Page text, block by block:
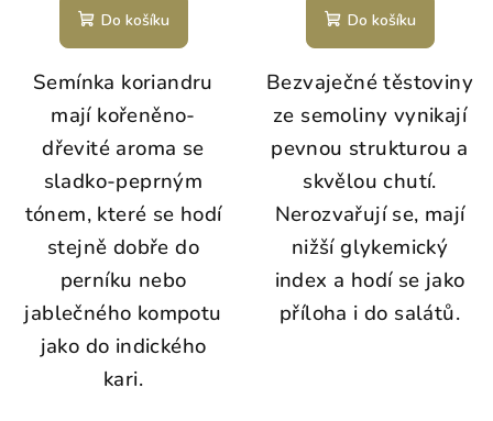
Do košíku
Semínka koriandru
mají kořeněno-
dřevité aroma se
sladko-peprným
tónem, které se hodí
stejně dobře do
perníku nebo
jablečného kompotu
jako do indického
kari.
Do košíku
Bezvaječné těstoviny
ze semoliny vynikají
pevnou strukturou a
skvělou chutí.
Nerozvařují se, mají
nižší glykemický
index a hodí se jako
příloha i do salátů.